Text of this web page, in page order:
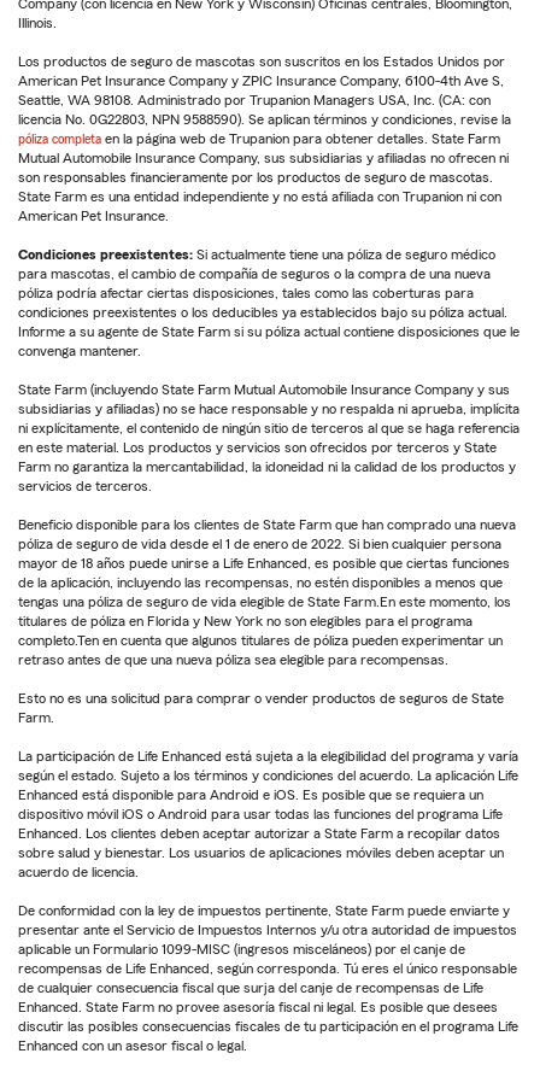
Company (con licencia en New York y Wisconsin) Oficinas centrales, Bloomington,
Illinois.
Los productos de seguro de mascotas son suscritos en los Estados Unidos por
American Pet Insurance Company y ZPIC Insurance Company, 6100-4th Ave S,
Seattle, WA 98108. Administrado por Trupanion Managers USA, Inc. (CA: con
licencia No. 0G22803, NPN 9588590). Se aplican términos y condiciones, revise la
póliza completa en la página web de Trupanion para obtener detalles. State Farm
Mutual Automobile Insurance Company, sus subsidiarias y afiliadas no ofrecen ni
son responsables financieramente por los productos de seguro de mascotas.
State Farm es una entidad independiente y no está afiliada con Trupanion ni con
American Pet Insurance.
Condiciones preexistentes: Si actualmente tiene una póliza de seguro médico
para mascotas, el cambio de compañía de seguros o la compra de una nueva
póliza podría afectar ciertas disposiciones, tales como las coberturas para
condiciones preexistentes o los deducibles ya establecidos bajo su póliza actual.
Informe a su agente de State Farm si su póliza actual contiene disposiciones que le
convenga mantener.
State Farm (incluyendo State Farm Mutual Automobile Insurance Company y sus
subsidiarias y afiliadas) no se hace responsable y no respalda ni aprueba, implícita
ni explícitamente, el contenido de ningún sitio de terceros al que se haga referencia
en este material. Los productos y servicios son ofrecidos por terceros y State
Farm no garantiza la mercantabilidad, la idoneidad ni la calidad de los productos y
servicios de terceros.
Beneficio disponible para los clientes de State Farm que han comprado una nueva
póliza de seguro de vida desde el 1 de enero de 2022. Si bien cualquier persona
mayor de 18 años puede unirse a Life Enhanced, es posible que ciertas funciones
de la aplicación, incluyendo las recompensas, no estén disponibles a menos que
tengas una póliza de seguro de vida elegible de State Farm.En este momento, los
titulares de póliza en Florida y New York no son elegibles para el programa
completo.Ten en cuenta que algunos titulares de póliza pueden experimentar un
retraso antes de que una nueva póliza sea elegible para recompensas.
Esto no es una solicitud para comprar o vender productos de seguros de State
Farm.
La participación de Life Enhanced está sujeta a la elegibilidad del programa y varía
según el estado. Sujeto a los términos y condiciones del acuerdo. La aplicación Life
Enhanced está disponible para Android e iOS. Es posible que se requiera un
dispositivo móvil iOS o Android para usar todas las funciones del programa Life
Enhanced. Los clientes deben aceptar autorizar a State Farm a recopilar datos
sobre salud y bienestar. Los usuarios de aplicaciones móviles deben aceptar un
acuerdo de licencia.
De conformidad con la ley de impuestos pertinente, State Farm puede enviarte y
presentar ante el Servicio de Impuestos Internos y/u otra autoridad de impuestos
aplicable un Formulario 1099-MISC (ingresos misceláneos) por el canje de
recompensas de Life Enhanced, según corresponda. Tú eres el único responsable
de cualquier consecuencia fiscal que surja del canje de recompensas de Life
Enhanced. State Farm no provee asesoría fiscal ni legal. Es posible que desees
discutir las posibles consecuencias fiscales de tu participación en el programa Life
Enhanced con un asesor fiscal o legal.